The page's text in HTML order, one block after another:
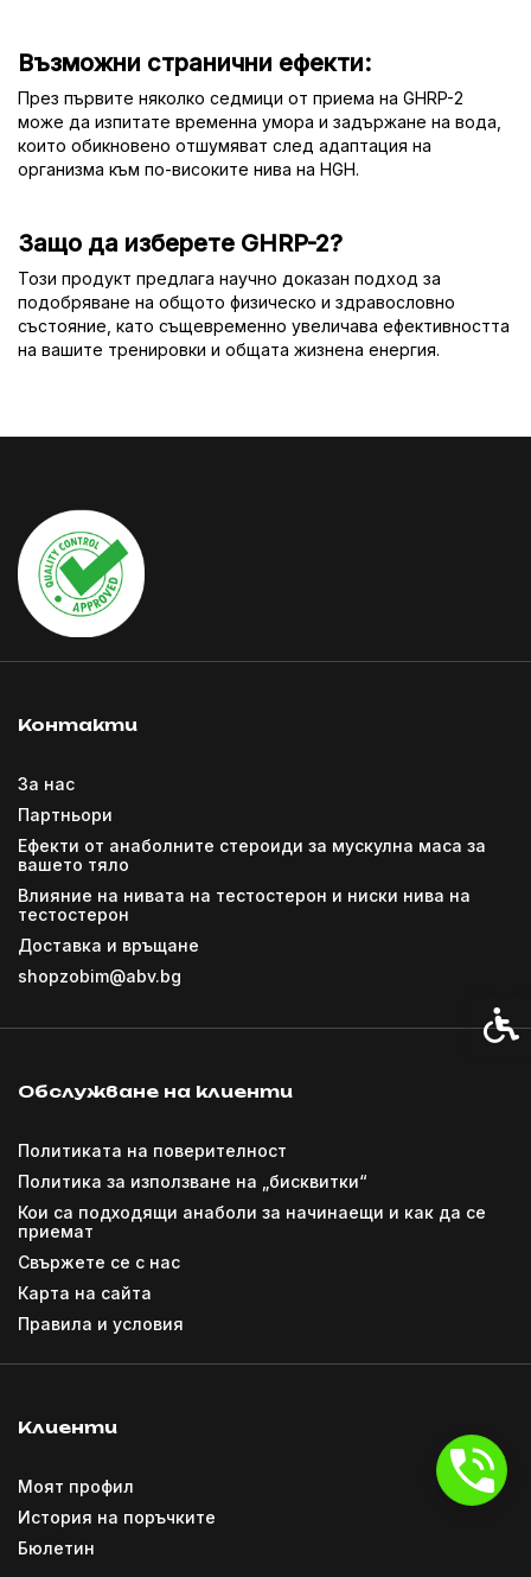
Възможни странични ефекти:
През първите няколко седмици от приема на GHRP-2
може да изпитате временна умора и задържане на вода,
които обикновено отшумяват след адаптация на
организма към по-високите нива на HGH.
Защо да изберете GHRP-2?
Този продукт предлага научно доказан подход за
подобряване на общото физическо и здравословно
състояние, като същевременно увеличава ефективността
на вашите тренировки и общата жизнена енергия.
Контакти
За нас
Партньори
Ефекти от анаболните стероиди за мускулна маса за
вашето тяло
Влияние на нивата на тестостерон и ниски нива на
тестостерон
Доставка и връщане
shopzobim@abv.bg
Обслужване на клиенти
Политиката на поверителност
Политика за използване на „бисквитки“
Кои са подходящи анаболи за начинаещи и как да се
приемат
Свържете се с нас
Карта на сайта
Правила и условия
Клиенти
Моят профил
История на поръчките
Бюлетин